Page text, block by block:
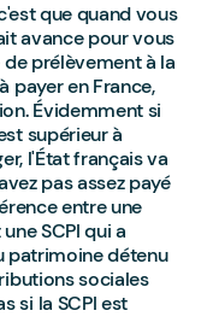
que quand vous
avance pour vous
prélèvement à la
payer en France,
Évidemment si
supérieur à
l'État français va
pas assez payé
entre une
SCPI qui a
patrimoine détenu
sociales
si la SCPI est